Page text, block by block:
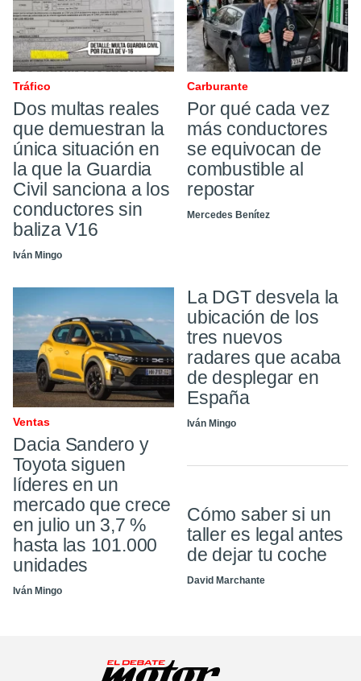
Tráfico ​
Dos multas reales
que demuestran la
única situación en
la que la Guardia
Civil sanciona a los
conductores sin
baliza V16
Iván Mingo
Carburante
Por qué cada vez
más conductores
se equivocan de
combustible al
repostar
Mercedes Benítez
Ventas
Dacia Sandero y
Toyota siguen
líderes en un
mercado que crece
en julio un 3,7 %
hasta las 101.000
unidades
Iván Mingo
La DGT desvela la
ubicación de los
tres nuevos
radares que acaba
de desplegar en
España
Iván Mingo
Cómo saber si un
taller es legal antes
de dejar tu coche
David Marchante